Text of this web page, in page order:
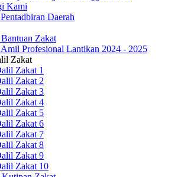
Kami
Daerah
Zakat
Amil Profesional Lantikan 2024 - 2025
Zakat
Zakat 1
Zakat 2
Zakat 3
Zakat 4
Zakat 5
Zakat 6
Zakat 7
Zakat 8
Zakat 9
Zakat 10